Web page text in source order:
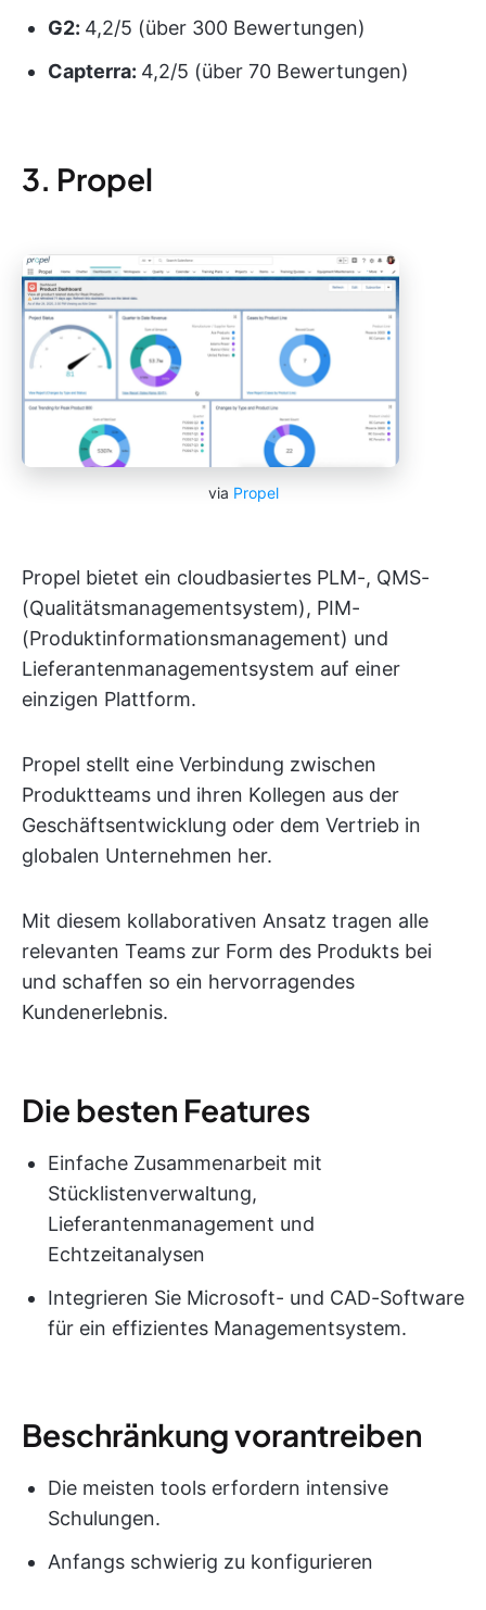
G2: 4,2/5 (über 300 Bewertungen)
Capterra: 4,2/5 (über 70 Bewertungen)
3. Propel
via Propel
Propel bietet ein cloudbasiertes PLM-, QMS-
(Qualitätsmanagementsystem), PIM-
(Produktinformationsmanagement) und
Lieferantenmanagementsystem auf einer
einzigen Plattform.
Propel stellt eine Verbindung zwischen
Produktteams und ihren Kollegen aus der
Geschäftsentwicklung oder dem Vertrieb in
globalen Unternehmen her.
Mit diesem kollaborativen Ansatz tragen alle
relevanten Teams zur Form des Produkts bei
und schaffen so ein hervorragendes
Kundenerlebnis.
Die besten Features
Einfache Zusammenarbeit mit
Stücklistenverwaltung,
Lieferantenmanagement und
Echtzeitanalysen
Integrieren Sie Microsoft- und CAD-Software
für ein effizientes Managementsystem.
Beschränkung vorantreiben
Die meisten tools erfordern intensive
Schulungen.
Anfangs schwierig zu konfigurieren